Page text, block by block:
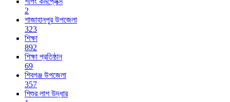
2
শাজাহানপুর উপজেলা
323
শিক্ষা
892
শিক্ষা প্রতিষ্ঠান
69
শিবগঞ্জ উপজেলা
357
শিশুর লাশ উদ্ধার